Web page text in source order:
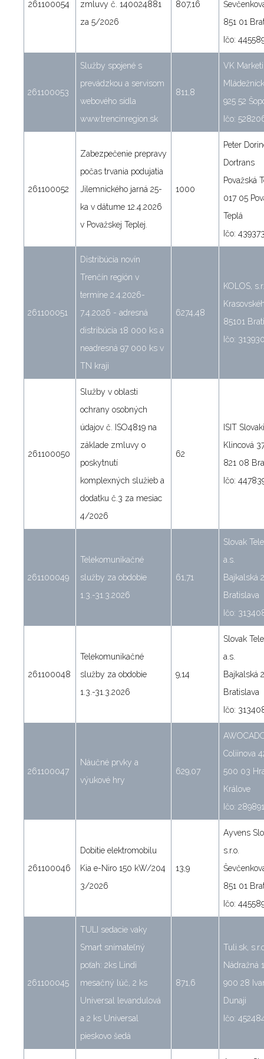
261100054
zmluvy č. 140024881
za 5/2026
807,16
851 01
Ičo:
261100053
Služby spojené s
prevádzkou a servisom
webového sídla
www.trencinregion.sk
811,8
VK
925 52
Ičo:
261100052
Zabezpečenie prepravy
počas trvania podujatia
Jilemnického jarná 25-
ka v dátume 12.4.2026
v Považskej Teplej.
1000
Peter
Dortrans
Považská
017 05
Teplá
Ičo:
261100051
Distribúcia novín
Trenčín región v
termíne 2.4.2026-
7.4.2026 - adresná
distribúcia 18 000 ks a
neadresná 97 000 ks v
TN kraji
6274,48
KOLOS,
85101
Ičo:
261100050
Služby v oblasti
ochrany osobných
údajov č. ISO4819 na
základe zmluvy o
poskytnutí
komplexných služieb a
dodatku č.3 za mesiac
4/2026
62
ISIT
Klincová
821 08
Ičo:
261100049
Telekomunikačné
služby za obdobie
1.3.-31.3.2026
61,71
Slovak
a.s.
Bajkalská
Bratislava
Ičo:
261100048
Telekomunikačné
služby za obdobie
1.3.-31.3.2026
9,14
Slovak
a.s.
Bajkalská
Bratislava
Ičo:
261100047
Náučné prvky a
výukové hry
629,07
Coliinova
500 03
Králove
Ičo:
261100046
Dobitie elektromobilu
Kia e-Niro 150 kW/204
3/2026
13,9
Ayvens
s.r.o.
851 01
Ičo:
261100045
TULI sedacie vaky
Smart snímateľný
poťah: 2ks Lindi
mesačný lúč, 2 ks
Universal levandulová
a 2 ks Universal
pieskovo šedá
871,6
Tuli.sk,
Nádražná
900 28
Dunaji
Ičo: